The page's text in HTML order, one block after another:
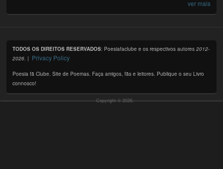
ver mais
TODOS OS DIREITOS RESERVADOS: Poesiafaclube e os respectivos autores2012-
2026. | Privacy Policy
Poesia fã Clube. Site de Poemas. Faça amigos, fãs e leitores. Publique o seu Livro
connosco!
Copyright © 2026,